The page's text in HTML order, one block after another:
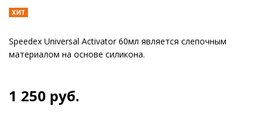
ХИТ
Speedex Universal Activator 60мл является слепочным
материалом на основе силикона.
1 250 руб.